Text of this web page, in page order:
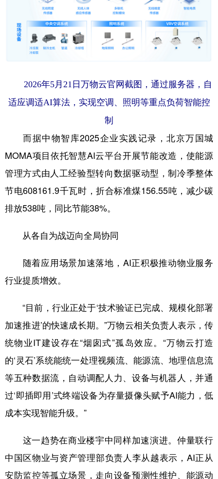
2026年5月21日万物云官网截图，通过服务器，自
适应调适AI算法，实现空调、照明等重点负荷智能控
制
而据中物智库2025企业实践记录，北京万国城
MOMA项目依托智慧AI云平台开展节能改造，使能源
管理方式由人工经验型转向数据驱动型，制冷季整体
节电608161.9千瓦时，折合标准煤156.55吨，减少碳
排放538吨，同比节能38%。
从各自为战迈向全局协同
随着应用场景加速落地，AI正积极推动物业服务
行业提质增效。
“目前，行业正处于‘技术验证已完成、规模化部署
加速推进’的快速成长期。”万物云相关负责人表示，传
统物业IT建设存在“烟囱式”孤岛效应。“万物云打造
的‘灵石’系统能统一处理视频流、能源流、地理信息流
等五种数据流，自动调配人力、设备与机器人，并通
过‘即插即用’式终端设备为存量摄像头赋予AI能力，低
成本实现智能升级。”
这一趋势在商业楼宇中同样加速演进。仲量联行
中国区物业与资产管理部负责人李从越表示，AI正从
安防监控等孤立场景，走向设备预测性维护、能源动